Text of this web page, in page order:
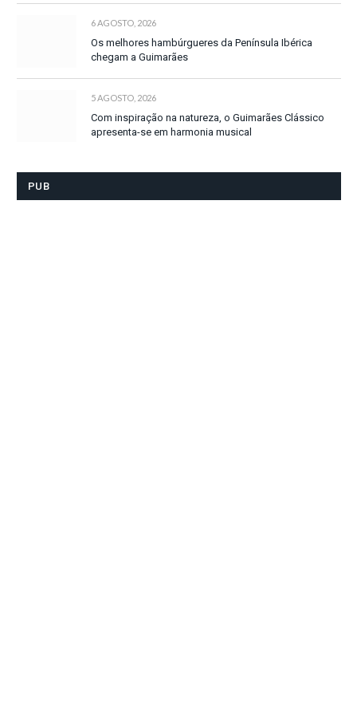
6 AGOSTO, 2026
Os melhores hambúrgueres da Península Ibérica
chegam a Guimarães
5 AGOSTO, 2026
Com inspiração na natureza, o Guimarães Clássico
apresenta-se em harmonia musical
PUB